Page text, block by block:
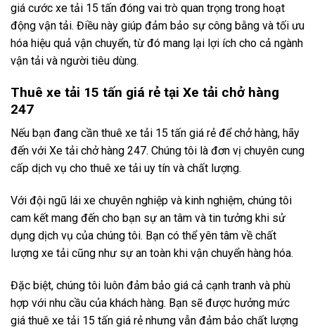
giá cước xe tải 15 tấn đóng vai trò quan trọng trong hoạt
động vận tải. Điều này giúp đảm bảo sự công bằng và tối ưu
hóa hiệu quả vận chuyển, từ đó mang lại lợi ích cho cả ngành
vận tải và người tiêu dùng.
Thuê xe tải 15 tấn giá rẻ tại Xe tải chở hàng
247
Nếu bạn đang cần thuê xe tải 15 tấn giá rẻ để chở hàng, hãy
đến với Xe tải chở hàng 247. Chúng tôi là đơn vị chuyên cung
cấp dịch vụ cho thuê xe tải uy tín và chất lượng.
Với đội ngũ lái xe chuyên nghiệp và kinh nghiệm, chúng tôi
cam kết mang đến cho bạn sự an tâm và tin tưởng khi sử
dụng dịch vụ của chúng tôi. Bạn có thể yên tâm về chất
lượng xe tải cũng như sự an toàn khi vận chuyển hàng hóa.
Đặc biệt, chúng tôi luôn đảm bảo giá cả cạnh tranh và phù
hợp với nhu cầu của khách hàng. Bạn sẽ được hưởng mức
giá thuê xe tải 15 tấn giá rẻ nhưng vẫn đảm bảo chất lượng